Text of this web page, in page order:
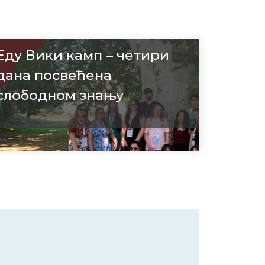
Вики камп – четири
посвећена
знању